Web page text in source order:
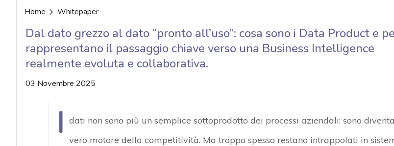
Home Whitepaper
Dal dato grezzo al dato “pronto all’uso”: cosa sono i Data Product e
rappresentano il passaggio chiave verso una Business Intelligence
realmente evoluta e collaborativa.
03 Novembre 2025
I dati non sono più un semplice sottoprodotto dei processi aziendali: sono
vero motore della competitività. Ma troppo spesso restano intrappolati in